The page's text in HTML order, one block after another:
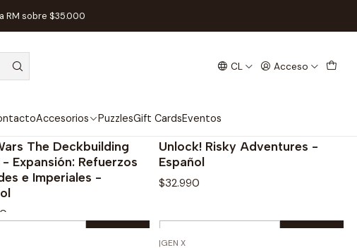
CL Acceso
Accesorios PuzzlesGift CardsEventos
RM sobre $35.000
The Deckbuilding
- Expansión: Refuerzos
e Imperiales -
Unlock! Risky Adventures -
Español
$32.990
Cantidad
|GEN X